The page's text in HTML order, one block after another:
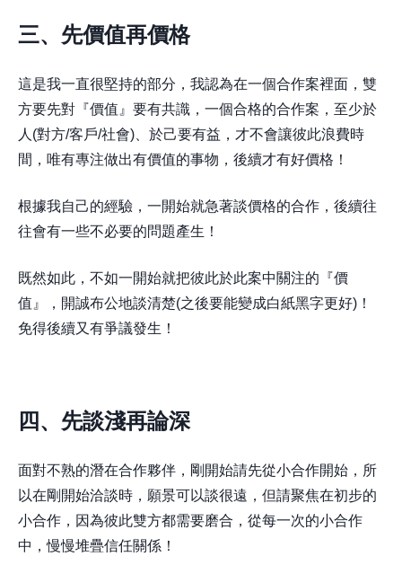
三、先價值再價格
這是我一直很堅持的部分，我認為在一個合作案裡面，雙
方要先對『價值』要有共識，一個合格的合作案，至少於
人(對方/客戶/社會)、於己要有益，才不會讓彼此浪費時
間，唯有專注做出有價值的事物，後續才有好價格！
根據我自己的經驗，一開始就急著談價格的合作，後續往
往會有一些不必要的問題產生！
既然如此，不如一開始就把彼此於此案中關注的『價
值』，開誠布公地談清楚(之後要能變成白紙黑字更好)！
免得後續又有爭議發生！
四、先談淺再論深
面對不熟的潛在合作夥伴，剛開始請先從小合作開始，所
以在剛開始洽談時，願景可以談很遠，但請聚焦在初步的
小合作，因為彼此雙方都需要磨合，從每一次的小合作
中，慢慢堆疊信任關係！